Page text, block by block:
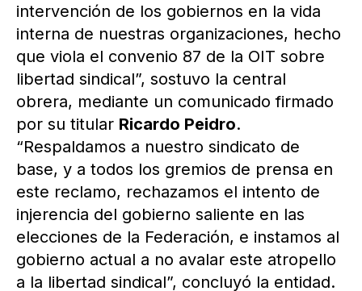
intervención de los gobiernos en la vida
interna de nuestras organizaciones, hecho
que viola el convenio 87 de la OIT sobre
libertad sindical”, sostuvo la central
obrera, mediante un comunicado firmado
por su titular Ricardo Peidro.
“Respaldamos a nuestro sindicato de
base, y a todos los gremios de prensa en
este reclamo, rechazamos el intento de
injerencia del gobierno saliente en las
elecciones de la Federación, e instamos al
gobierno actual a no avalar este atropello
a la libertad sindical”, concluyó la entidad.